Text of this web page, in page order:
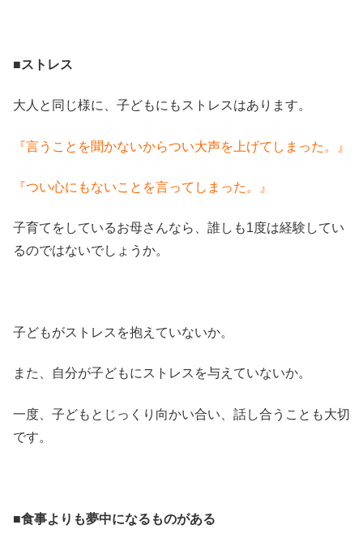
■ストレス
大人と同じ様に、子どもにもストレスはあります。
『言うことを聞かないからつい大声を上げてしまった。』
『つい心にもないことを言ってしまった。』
子育てをしているお母さんなら、誰しも1度は経験してい
るのではないでしょうか。
子どもがストレスを抱えていないか。
また、自分が子どもにストレスを与えていないか。
一度、子どもとじっくり向かい合い、話し合うことも大切
です。
■食事よりも夢中になるものがある